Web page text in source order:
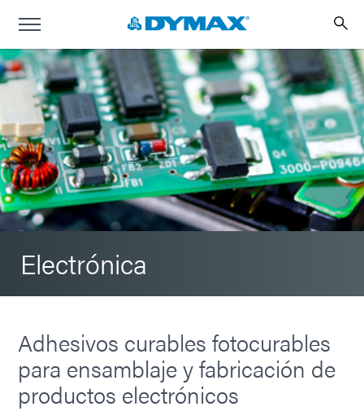
Electrónica
Adhesivos curables fotocurables
para ensamblaje y fabricación de
productos electrónicos